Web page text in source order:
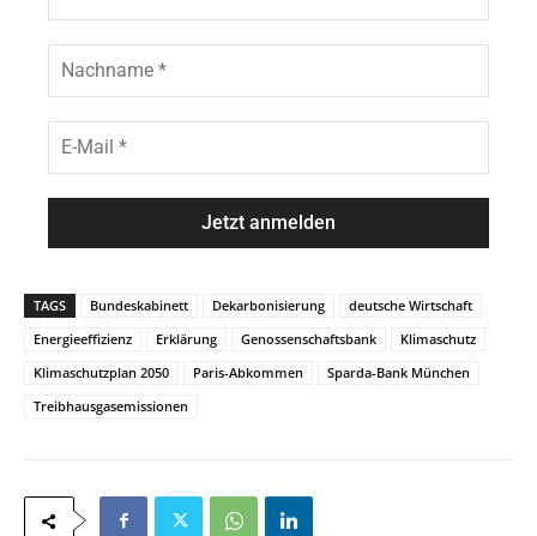
e
r
n
m
c
h
a
M
a
l
TAGS Bundeskabinett Dekarbonisierung
deutsche Wirtschaft
Energieeffizienz
Erklärung Genossenschaftsbank
Klimaschutz
Klimaschutzplan 2050
Paris-Abkommen
Sparda-Bank München
Treibhausgasemissionen